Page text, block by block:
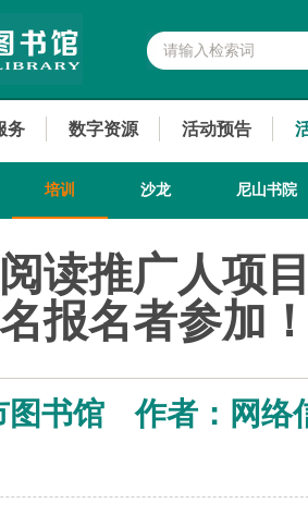
务 数字资源 活动预告
培训 沙龙 尼山书院
读推广人项
报名者参加
图书馆 作者：网络